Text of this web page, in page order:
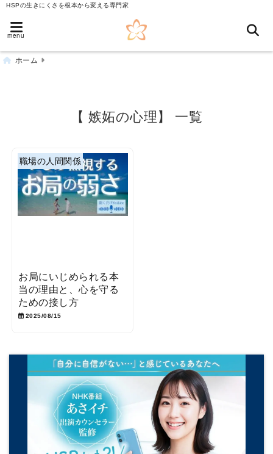
HSPの生きにくさを根本から変える専門家
menu
ホーム
【 嫉妬の心理】 一覧
職場の人間関係
お局にいじめられる本
当の理由と、心を守る
ための接し方
2025/08/15